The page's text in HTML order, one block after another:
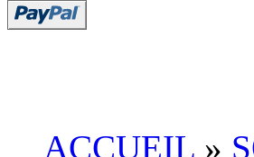
ACCUEIL »